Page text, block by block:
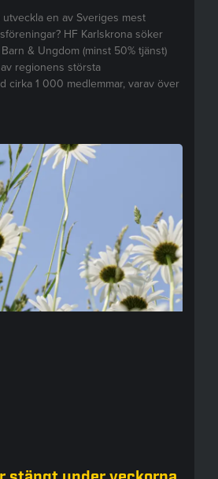
en av Sveriges mest
HF Karlskrona söker
& Ungdom (minst 50% tjänst)
regionens största
cirka 1 000 medlemmar, varav över